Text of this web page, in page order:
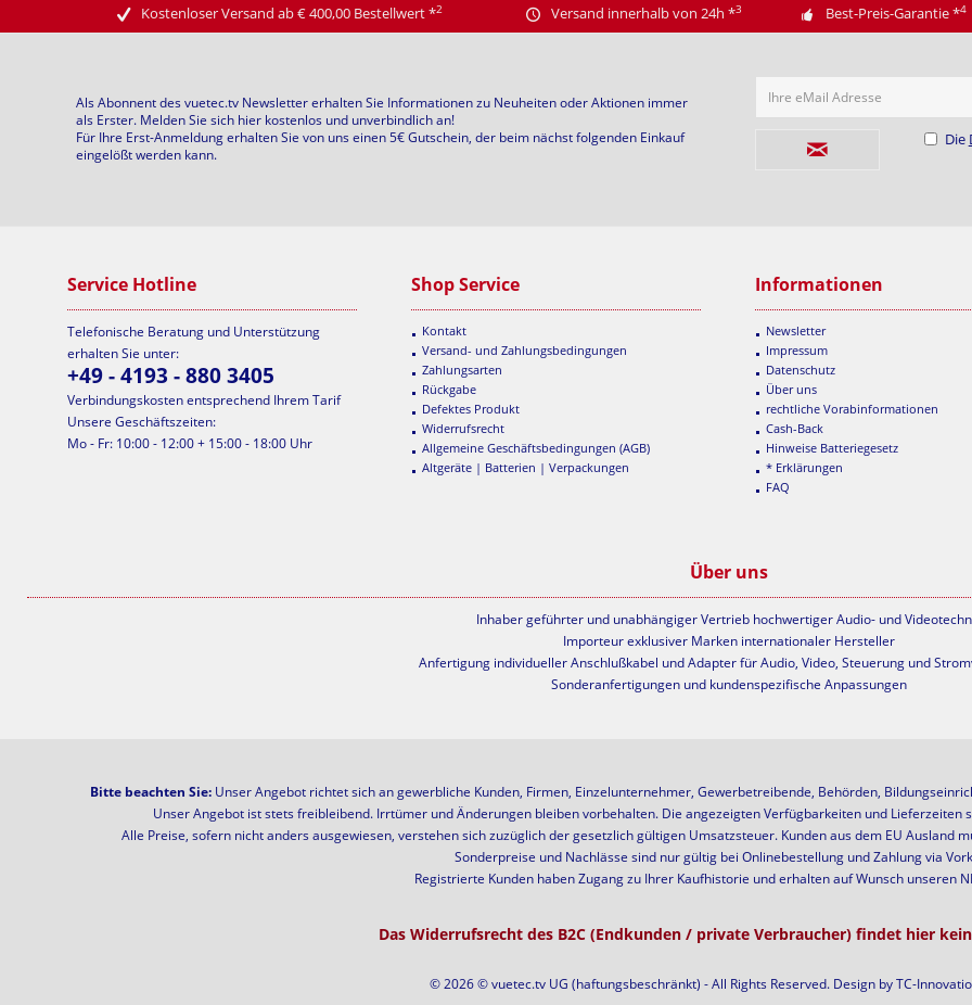
Kostenloser Versand ab € 400,00 Bestellwert*2 Versand innerhalb von 24h *3 Best-Preis-Garantie*4
Als Abonnent des vuetec.tv Newsletter erhalten Sie Informationen zu Neuheiten oder Aktionen immer
als Erster. Melden Sie sich hier kostenlos und unverbindlich an!
Für Ihre Erst-Anmeldung erhalten Sie von uns einen 5€ Gutschein, der beim nächst folgenden Einkauf
eingelößt werden kann.
Ihre eMail Adresse
Die
Service Hotline
Telefonische Beratung und Unterstützung
erhalten Sie unter:
+49 - 4193 - 880 3405
Verbindungskosten entsprechend Ihrem Tarif
Unsere Geschäftszeiten:
Mo - Fr: 10:00 - 12:00 + 15:00 - 18:00 Uhr
Shop Service
Kontakt
Versand- und Zahlungsbedingungen
Zahlungsarten
Rückgabe
Defektes Produkt
Widerrufsrecht
Allgemeine Geschäftsbedingungen (AGB)
Altgeräte | Batterien | Verpackungen
Informationen
Newsletter
Impressum
Datenschutz
Über uns
rechtliche Vorabinformationen
Cash-Back
Hinweise Batteriegesetz
* Erklärungen
FAQ
Über uns
Inhaber geführter und unabhängiger Vertrieb hochwertiger Audio- und
Importeur exklusiver Marken internationaler Hersteller
Anfertigung individueller Anschlußkabel und Adapter für Audio, Video, Steuerung und
Sonderanfertigungen und kundenspezifische Anpassungen
Bitte beachten Sie: Unser Angebot richtet sich an gewerbliche Kunden, Firmen, Einzelunternehmer, Gewerbetreibende, Behörden,
Unser Angebot ist stets freibleibend. Irrtümer und Änderungen bleiben vorbehalten. Die angezeigten Verfügbarkeiten und Lieferzeiten
Alle Preise, sofern nicht anders ausgewiesen, verstehen sich zuzüglich der gesetzlich gültigen Umsatzsteuer. Kunden aus dem EU Ausland
Sonderpreise und Nachlässe sind nur gültig bei Onlinebestellung und Zahlung via
Registrierte Kunden haben Zugang zu Ihrer Kaufhistorie und erhalten auf Wunsch unseren
Das Widerrufsrecht des B2C (Endkunden / private Verbraucher) findet hier
© 2026 © vuetec.tv UG (haftungsbeschränkt) - All Rights Reserved. Design byTC-